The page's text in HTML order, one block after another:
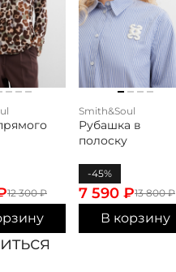
12 300₽
Smith&Soul
Рубашка в
полоску
-45%
13 800₽
7 590 ₽
В корзину